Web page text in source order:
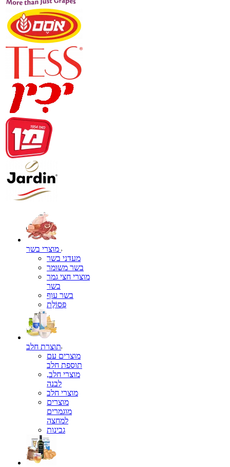
מעדני בשר
בשר משומר
מוצרי חצי גמר
בשר
בשר עוף
פְּסוֹלֶת
תוצרת חלב
מוצרים עם
תוספת חלב
מוצרי חלב,
לבנה
מוצרי חלב
מוצרים
מוגמרים
למחצה
גבינות